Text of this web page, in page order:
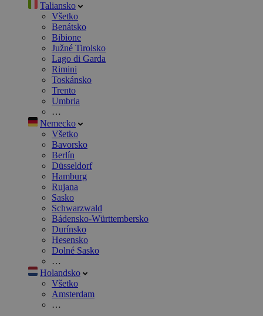
Taliansko
Všetko
Benátsko
Bibione
Južné Tirolsko
Lago di Garda
Rimini
Toskánsko
Trento
Umbria
…
Nemecko
Všetko
Bavorsko
Berlín
Düsseldorf
Hamburg
Rujana
Sasko
Schwarzwald
Bádensko-Württembersko
Durínsko
Hesensko
Dolné Sasko
…
Holandsko
Všetko
Amsterdam
…